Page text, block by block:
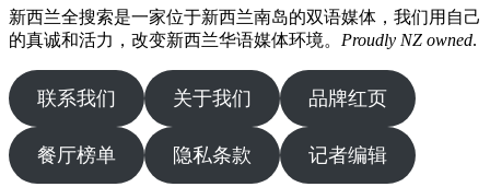
新西兰全搜索是一家位于新西兰南岛的双语媒体，我们用自己
的真诚和活力，改变新西兰华语媒体环境。 Proudly NZ owned.
联系我们 关于我们 品牌红页
餐厅榜单 隐私条款 记者编辑